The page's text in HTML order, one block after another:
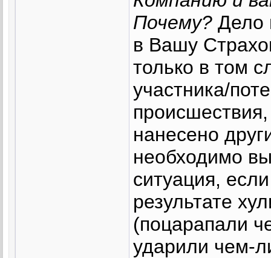
Почему? Дело
в Вашу
только в том
участника/
нанесено
необходимо
ситуация,
результате
(поцарапали
ударили чем-